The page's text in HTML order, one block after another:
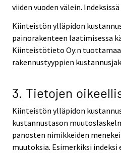
viiden vuoden välein.
Kiinteistön ylläpidon
painorakenteen laatimisessa
Kiinteistötieto Oy:n tuottamaa
rakennustyyppien
3. Tietojen
Kiinteistön ylläpidon
kustannustason
panosten nimikkeiden
muutoksia. Esimerkiksi indeksi